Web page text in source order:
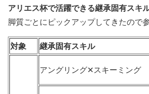
アリエス杯で活躍できる継承固有スキ
脚質ごとにピックアップしてきたので
対象 継承固有スキル
アングリング✕スキーミング